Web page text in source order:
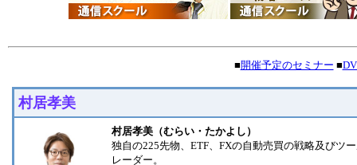
■開催予定のセミナー ■
村居孝美
村居孝美（むらい・たかよし）
独自の225先物、ETF、FXの自動売買の戦略及びツ
レーダー。